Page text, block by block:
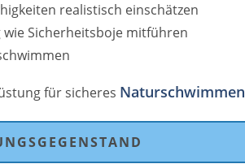
realistisch einschätzen
Sicherheitsboje mitführen
für sicheres Naturschwimmen